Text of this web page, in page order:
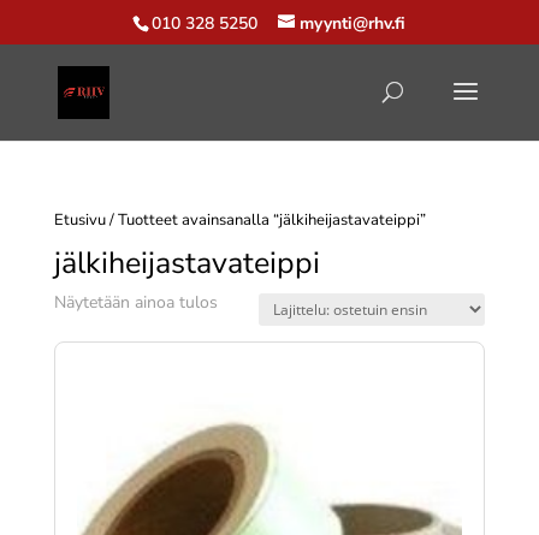
010 328 5250 myynti@rhv.fi
Etusivu/ Tuotteet avainsanalla “jälkiheijastavateippi”
jälkiheijastavateippi
Näytetään ainoa tulos